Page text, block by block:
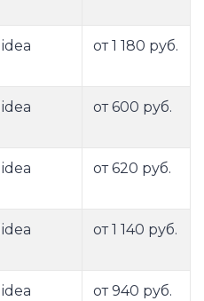
от 1 180 руб.
от 600 руб.
от 620 руб.
от 1 140 руб.
от 940 руб.